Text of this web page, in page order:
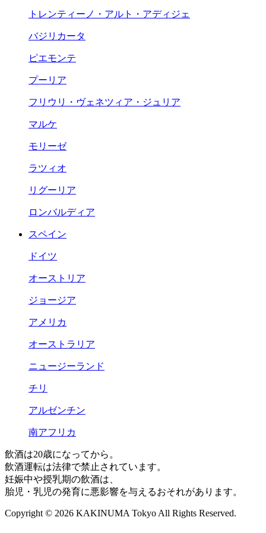
トレンティーノ・アルト・アディジェ
バジリカータ
ピエモンテ
プーリア
フリウリ・ヴェネツィア・ジュリア
マルケ
モリーゼ
ラツィオ
リグーリア
ロンバルディア
スペイン
ドイツ
オーストリア
ジョージア
アメリカ
オーストラリア
ニュージーランド
チリ
アルゼンチン
南アフリカ
飲酒は20歳になってから。
飲酒運転は法律で禁止されています。
妊娠中や授乳期の飲酒は、
胎児・乳児の発育に悪影響を与えるおそれがあります。
Copyright © 2026 KAKINUMA Tokyo All Rights Reserved.